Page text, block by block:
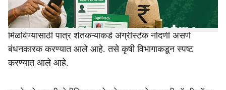
असलेल्यांना पात्र शेतकऱ्यांना २ लाख रुपयांपर्यंत कर्जमाफीचा लाभ
मिळणार आहे. पण सरकारच्या या नियोजित कर्जमाफी योजनेचा लाभ
मिळविण्यासाठी पात्र शेतकऱ्यांकडे ॲग्रीस्टॅक नोंदणी असणे
बंधनकारक करण्यात आले आहे. तसे कृषी विभागाकडून स्पष्ट
करण्यात आले आहे.